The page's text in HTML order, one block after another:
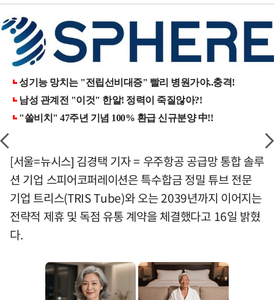
[서울=뉴시스] 김경택 기자 = 우주항공 공급망 통합 솔루
션 기업 스피어코퍼레이션은 특수합금 정밀 튜브 전문
기업 트리스(TRIS Tube)와 오는 2039년까지 이어지는
전략적 제휴 및 독점 유통 계약을 체결했다고 16일 밝혔
다.